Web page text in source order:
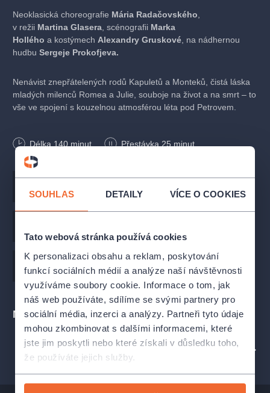
SOUHLAS DETAILY VÍCE O COOKIES
Tato webová stránka používá cookies
K personalizaci obsahu a reklam, poskytování
funkcí sociálních médií a analýze naší návštěvnosti
využíváme soubory cookie. Informace o tom, jak
náš web používáte, sdílíme se svými partnery pro
sociální média, inzerci a analýzy. Partneři tyto údaje
mohou zkombinovat s dalšími informacemi, které
jste jim poskytli nebo které získali v důsledku toho,
že používáte jejich služby.
Neoklasická choreografie Mária Radačovského
v režii Martina Glasera , scénografii Marka
Hollého a kostýmech Alexandry Gruskové , na nádhernou
hudbu Sergeje Prokofjeva.
Nenávist znepřátelených rodů Kapuletů a Monteků, čistá láska
mladých milenců Romea a Julie, souboje na život a na smrt – to
vše ve spojení s kouzelnou atmosférou léta pod Petrovem.
VEČERNÍ POKLADNA
: vždy 45 minut před začátkem
představení bude přímo na Biskupském dvoře růžový stánek
NdB s pokladnou. Nabízíme k zapůjčení deky a k zakoupení
: přímo v areálu Biskupského dvora budou
divákům (před a během představení) k dispozici stánky
s občerstvením.
a Pavla.
jsou nevyzpytatelné.
WC: diváci můžou využít WC v prostorách Moravského
zemského muzea.
PARKOVÁNÍ : využijte k parkování podzemní garáž pod OC
Velký Špalíček, které mají vjezd z Dominikánského náměstí,
nebo v parkovacím domě Dominik vedle Nové radnice, který má
vjezd z Husovy ulice. Parkování na Zelném trhu
Délka 140 minut Přestávka 25 minut.
Dirigent Pavel Šnajdr
Místa
PROFIL POŘADATELE NÁRODNÍ DIVADLO BRNO (NDB)